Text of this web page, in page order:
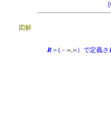
[
図解
R ＝ ( －∞,∞） で定義さ